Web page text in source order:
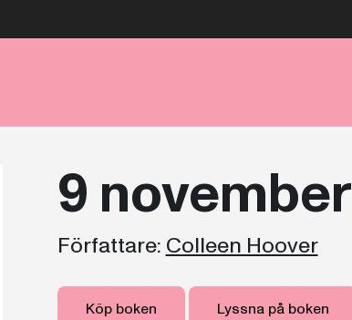
9 november
Författare: Colleen Hoover
Köp boken Lyssna på boken